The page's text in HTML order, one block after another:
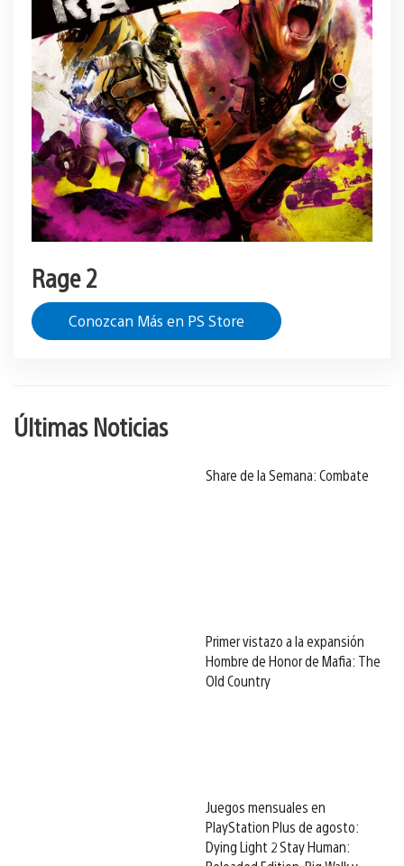
Rage 2
Conozcan Más en PS Store
Últimas Noticias
Share de la Semana: Combate
Primer vistazo a la expansión
Hombre de Honor de Mafia: The
Old Country
Juegos mensuales en
PlayStation Plus de agosto:
Dying Light 2 Stay Human: